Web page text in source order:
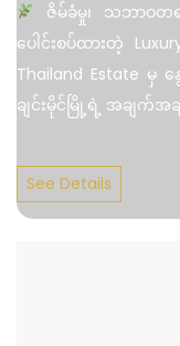
ဇိမ်ခံမှု၊ သဘာဝတ
ပေါင်းစပ်ထားတဲ့
Thailand Estate မှ
ချင်းမိုင်မြို့ရဲ့ အချက်အခ
See Details